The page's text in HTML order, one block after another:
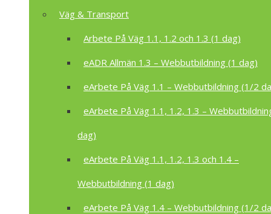
Väg & Transport
Arbete På Väg 1.1, 1.2 och 1.3 (1 dag)
eADR Allmän 1.3 – Webbutbildning (1 dag)
eArbete På Väg 1.1 – Webbutbildning (1/2
eArbete På Väg 1.1, 1.2, 1.3 –
dag)
eArbete På Väg 1.1, 1.2, 1.3 och 1.4 –
Webbutbildning (1 dag)
eArbete På Väg 1.4 – Webbutbildning (1/2